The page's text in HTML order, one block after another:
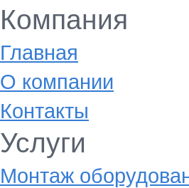
Компания
Главная
О компании
Контакты
Услуги
Монтаж